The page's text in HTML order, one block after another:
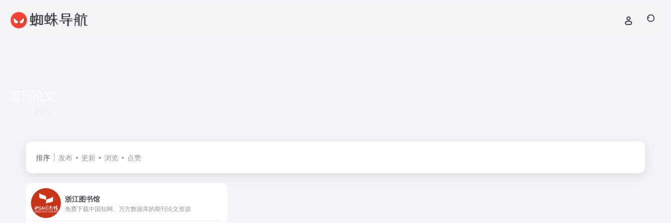
排序 发布 更新 浏览 点赞
浙江图书馆
免费下载中国知网、万方数据库的期刊论文资源